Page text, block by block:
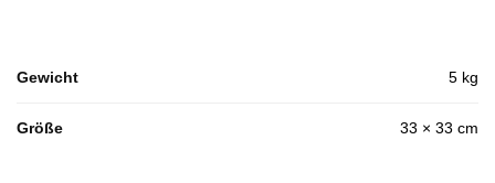
Gewicht 5 kg
Größe 33 × 33 cm